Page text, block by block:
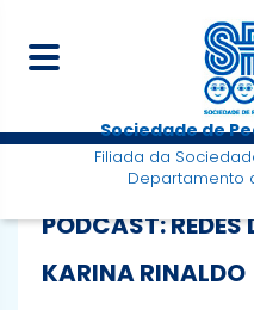
Sociedade de
Filiada da
Departamento
PODCAST:
KARINA RINALDO